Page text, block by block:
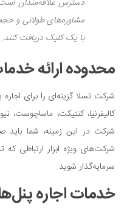
فرهنگ و هنر
سینما و تئاتر
موسیقی
چهره‌ها
عکاسی و هنرهای تجسمی
کتاب و کتاب‌خوانی
تاریخ
علمی
دسترس علاقه‌مندان
مشاوره‌های طولانی و
با یک کلیک دریافت کنند.
محدوده ارائه
شرکت تسلا گزینه‌ای را برای
کالیفرنیا، کنتیکت، ماساچوست،
شرکت در این زمینه، شما
شرکت‌های ویژه ابزار ارتباطی
سرمایه‌گذار شوید.
خدمات اجاره